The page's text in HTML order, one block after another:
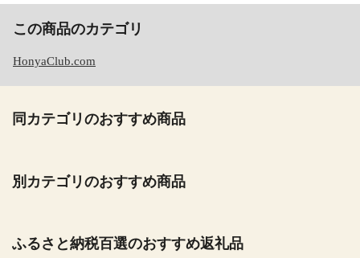
この商品のカテゴリ
HonyaClub.com
同カテゴリのおすすめ商品
別カテゴリのおすすめ商品
ふるさと納税百選のおすすめ返礼品